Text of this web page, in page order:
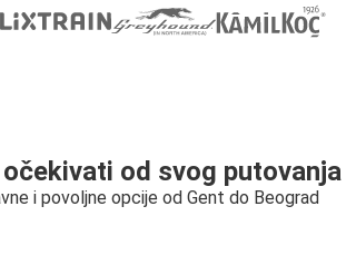
od svog putovanja
i povoljne opcije od Gent do Beograd